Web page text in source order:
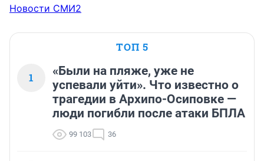
Новости СМИ2
ТОП 5
1
«Были на пляже, уже не
успевали уйти». Что известно о
трагедии в Архипо-Осиповке —
люди погибли после атаки БПЛА
99 103 36